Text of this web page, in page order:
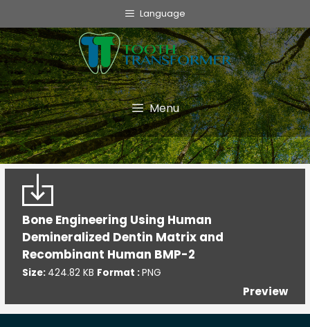
Language
Menu
Bone Engineering Using Human
Demineralized Dentin Matrix and
Recombinant Human BMP-2
Size: 424.82 KB Format :PNG
Preview
Tooth Transformer system ®
The Device
Grinder
Monouso
TT Fairy
Informative
Cookie Policy
Privacy Policy
Politica della Qualità